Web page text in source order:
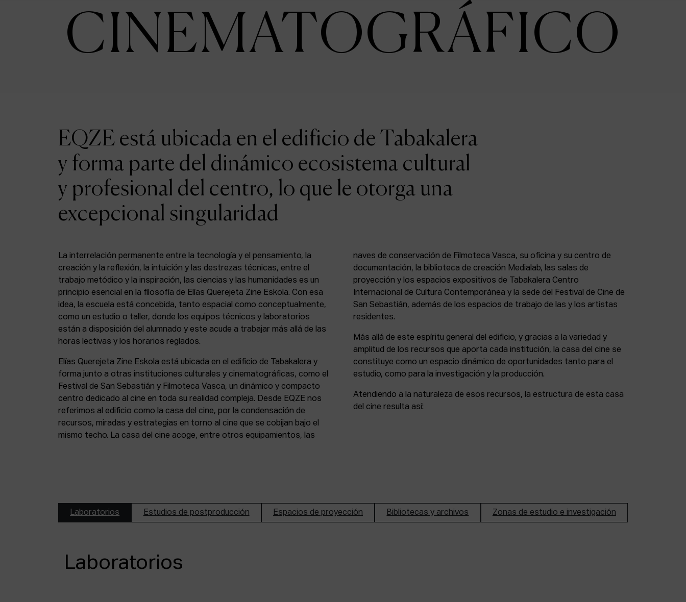
CINEMATOGRÁFICO
EQZE está ubicada en el edificio de Tabakalera
y forma parte del dinámico ecosistema cultural
y profesional del centro, lo que le otorga una
excepcional singularidad
La interrelación permanente entre la tecnología y el pensamiento, la
creación y la reflexión, la intuición y las destrezas técnicas, entre el
trabajo metódico y la inspiración, las ciencias y las humanidades es un
principio esencial en la filosofía de Elías Querejeta Zine Eskola. Con esa
idea, la escuela está concebida, tanto espacial como conceptualmente,
como un estudio o taller, donde los equipos técnicos y laboratorios
están a disposición del alumnado y este acude a trabajar más allá de las
horas lectivas y los horarios reglados.
Elías Querejeta Zine Eskola está ubicada en el edificio de Tabakalera y
forma junto a otras instituciones culturales y cinematográficas, como el
Festival de San Sebastián y Filmoteca Vasca, un dinámico y compacto
centro dedicado al cine en toda su realidad compleja. Desde EQZE nos
referimos al edificio como la casa del cine, por la condensación de
recursos, miradas y estrategias en torno al cine que se cobijan bajo el
mismo techo. La casa del cine acoge, entre otros equipamientos, las
naves de conservación de Filmoteca Vasca, su oficina y su centro de
documentación, la biblioteca de creación Medialab, las salas de
proyección y los espacios expositivos de Tabakalera Centro
Internacional de Cultura Contemporánea y la sede del Festival de Cine de
San Sebastián, además de los espacios de trabajo de las y los artistas
residentes.
Más allá de este espíritu general del edificio, y gracias a la variedad y
amplitud de los recursos que aporta cada institución, la casa del cine se
constituye como un espacio dinámico de oportunidades tanto para el
estudio, como para la investigación y la producción.
Atendiendo a la naturaleza de esos recursos, la estructura de esta casa
del cine resulta así:
Laboratorios Estudios de postproducción Espacios de proyección Bibliotecas y archivos Zonas de estudio e investigación
Laboratorios